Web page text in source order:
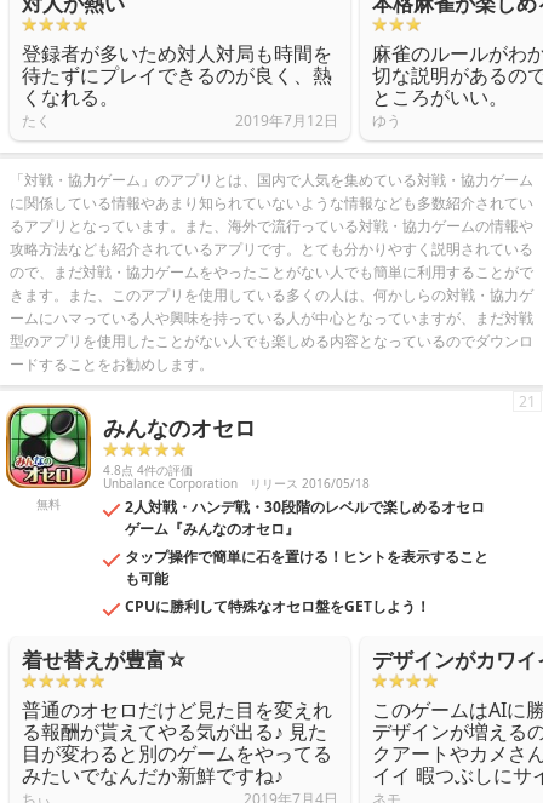
登録者が多いため対人対局も時間を
待たずにプレイできるのが良く、熱
くなれる。
たく 2019年7月12日
麻雀のルールがわ
切な説明があるの
ところがいい。
ゆう
「対戦・協力ゲーム」のアプリとは、国内で人気を集めている対戦・協力ゲーム
に関係している情報やあまり知られていないような情報なども多数紹介されてい
るアプリとなっています。また、海外で流行っている対戦・協力ゲームの情報や
攻略方法なども紹介されているアプリです。とても分かりやすく説明されている
ので、まだ対戦・協力ゲームをやったことがない人でも簡単に利用することがで
きます。また、このアプリを使用している多くの人は、何かしらの対戦・協力ゲ
ームにハマっている人や興味を持っている人が中心となっていますが、まだ対戦
型のアプリを使用したことがない人でも楽しめる内容となっているのでダウンロ
ードすることをお勧めします。
無料
みんなのオセロ
4.8点 4件の評価
Unbalance Corporation リリース 2016/05/18
2人対戦・ハンデ戦・30段階のレベルで楽しめるオセロ
ゲーム『みんなのオセロ』
タップ操作で簡単に石を置ける！ヒントを表示すること
も可能
CPUに勝利して特殊なオセロ盤をGETしよう！
21
着せ替えが豊富☆
普通のオセロだけど見た目を変えれ
る報酬が貰えてやる気が出る♪ 見た
目が変わると別のゲームをやってる
みたいでなんだか新鮮ですね♪
ちぃ 2019年7月4日
デザインがカワイ
このゲームはAIに
デザインが増える
クアートやカメさ
イイ 暇つぶしにサ
ネモ